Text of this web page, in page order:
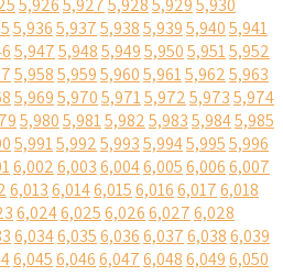
5,9265,9275,9285,9295,930
5,9365,9375,9385,9395,9405,941
5,9475,9485,9495,9505,9515,952
5,9585,9595,9605,9615,9625,963
5,9695,9705,9715,9725,9735,974
5,9805,9815,9825,9835,9845,985
5,9915,9925,9935,9945,9955,996
6,0026,0036,0046,0056,0066,007
6,0136,0146,0156,0166,0176,018
6,0246,0256,0266,0276,028
6,0346,0356,0366,0376,0386,039
6,0456,0466,0476,0486,0496,050